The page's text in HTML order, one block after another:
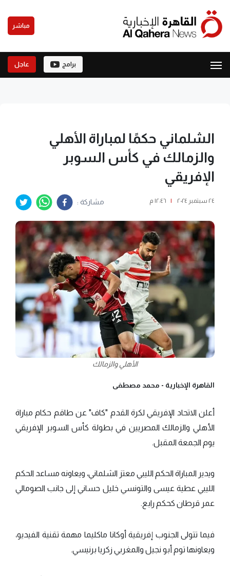
مباشر
برامج عاجل
الشلماني حكمًا لمباراة الأهلي
والزمالك في كأس السوبر
الإفريقي
٢٤ سبتمبر ٢٠٢٤ | ١٢:٤٦ م مشاركة :
الأهلي والزمالك
القاهرة الإخبارية - محمد مصطفى
أعلن الاتحاد الإفريقي لكرة القدم "كاف" عن طاقم حكام مباراة
الأهلي والزمالك المصريين في بطولة كأس السوبر الإفريقي
يوم الجمعة المقبل.
ويدير المباراة الحكم الليبي معتز الشلماني، ويعاونه مساعد الحكم
الليبي عطية عيسى والتونسي خليل حساني إلى جانب الصومالي
عمر قرطان كحكم رابع.
فيما تتولى الجنوب إفريقية أوكانا ماكليما مهمة تقنية الفيديو،
ويعاونها توم أبو نجيل والمغربي زكريا برنيسي.